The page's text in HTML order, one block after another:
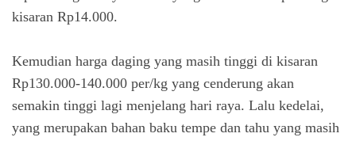
kisaran Rp14.000.
Kemudian harga daging yang masih tinggi di kisaran
Rp130.000-140.000 per/kg yang cenderung akan
semakin tinggi lagi menjelang hari raya. Lalu kedelai,
yang merupakan bahan baku tempe dan tahu yang masih